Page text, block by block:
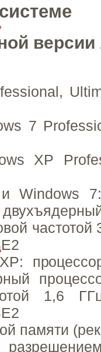
версии
7
XP
Windows
1,6
памяти